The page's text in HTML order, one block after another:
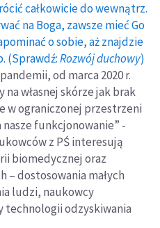
całkowicie do wewnątrz.
na Boga, zawsze mieć Go
o sobie, aż znajdzie
(Sprawdź:Rozwój duchowy)
od marca 2020 r.
własnej skórze jak brak
w ograniczonej przestrzeni
nasze funkcjonowanie” -
z PŚ interesują
biomedycznej oraz
dostosowania małych
ludzi, naukowcy
technologii odzyskiwania